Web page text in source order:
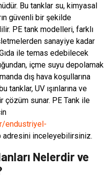
Bu tanklar su, kimyasal
güvenli bir şekilde
PE tank modelleri, farklı
sanayiye kadar
ile temas edebilecek
içme suyu depolamak
dış hava koşullarına
tanklar, UV ışınlarına ve
çözüm sunar. PE Tank ile
endustriyel-
adresini inceleyebilirsiniz.
Nelerdir ve